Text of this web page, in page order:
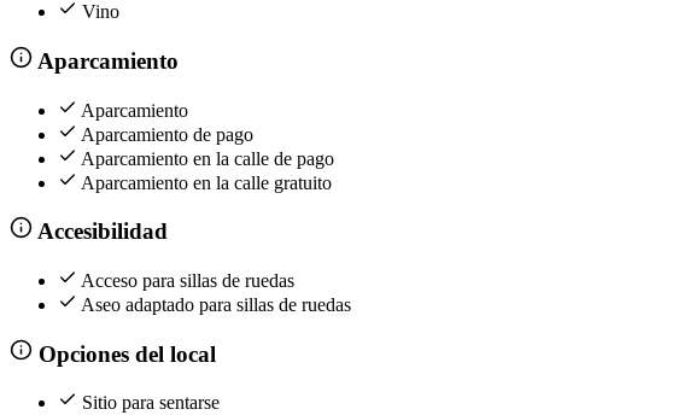
Vino
Aparcamiento
Aparcamiento
Aparcamiento de pago
Aparcamiento en la calle de pago
Aparcamiento en la calle gratuito
Accesibilidad
Acceso para sillas de ruedas
Aseo adaptado para sillas de ruedas
Opciones del local
Sitio para sentarse